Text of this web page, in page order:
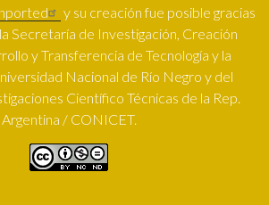
y su creación fue posible gracias
Secretaría de Investigación, Creación
y Transferencia de Tecnología y la
Nacional de Río Negro y del
Científico Técnicas de la Rep.
Argentina / CONICET.